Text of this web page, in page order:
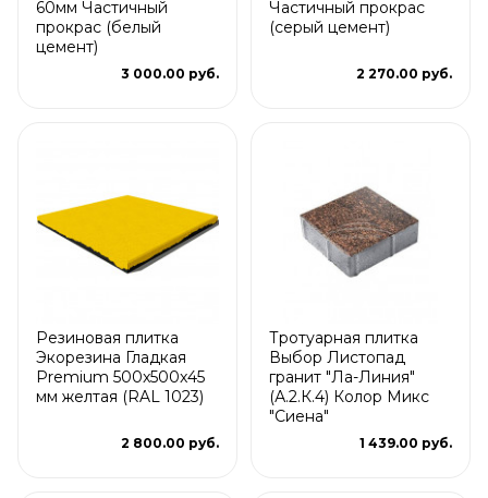
60мм Частичный
прокрас (белый
цемент)
3 000.00 руб.
Частичный прокрас
(серый цемент)
2 270.00 руб.
Резиновая плитка
Экорезина Гладкая
Premium 500x500x45
мм желтая (RAL 1023)
2 800.00 руб.
Тротуарная плитка
Выбор Листопад
гранит "Ла-Линия"
(А.2.К.4) Колор Микс
"Сиена"
1 439.00 руб.